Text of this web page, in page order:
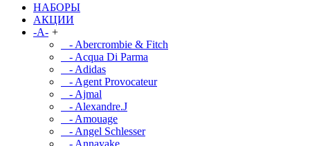
НАБОРЫ
АКЦИИ
-A- +
- Abercrombie & Fitch
- Acqua Di Parma
- Adidas
- Agent Provocateur
- Ajmal
- Alexandre.J
- Amouage
- Angel Schlesser
- Annayake